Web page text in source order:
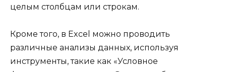
целым столбцам или строкам.
Кроме того, в Excel можно проводить
различные анализы данных, используя
инструменты, такие как «Условное